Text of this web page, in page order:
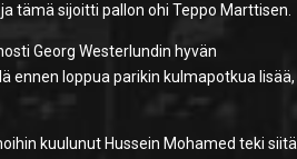
tämä sijoitti pallon ohi Teppo Marttisen.
Georg Westerlundin hyvän
ennen loppua parikin kulmapotkua lisää,
kuulunut Hussein Mohamed teki siitä